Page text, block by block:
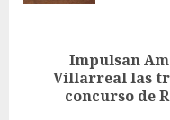
Siguiente
entrada:
Impulsan
Villarreal las
concurso de